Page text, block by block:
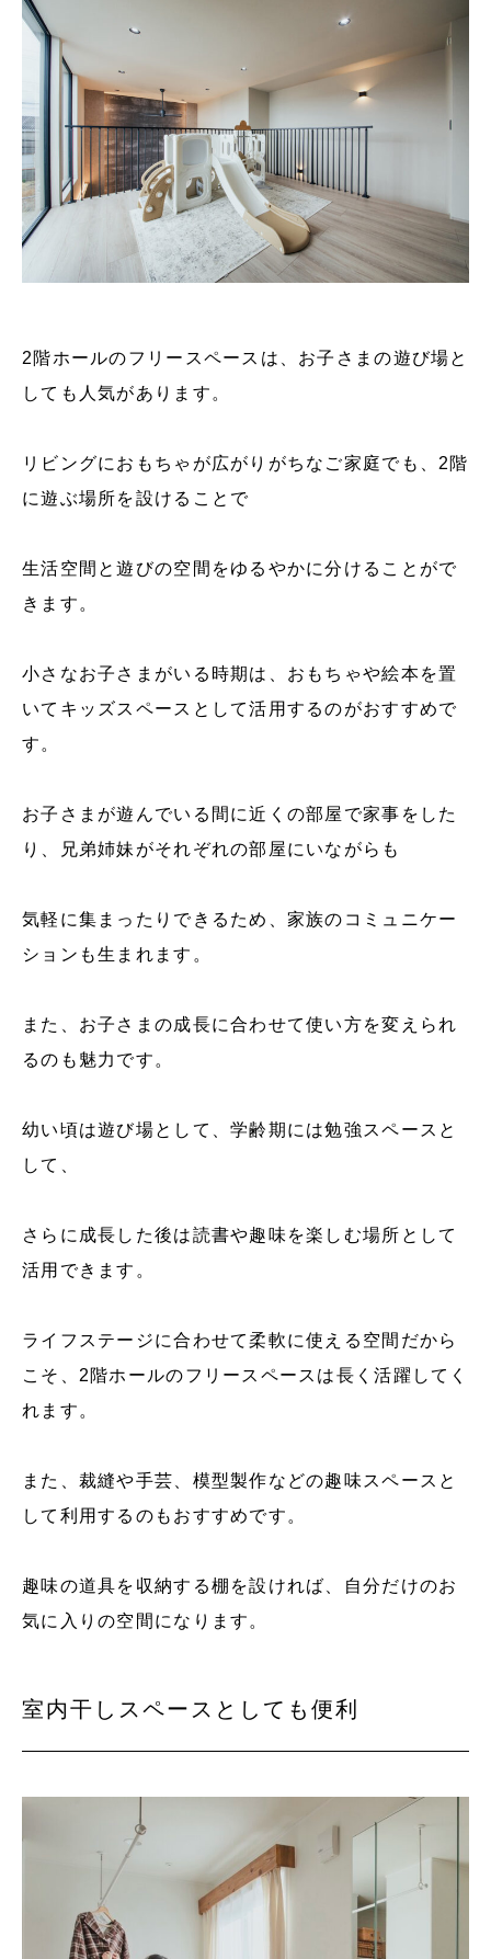
2階ホールのフリースペースは、お子さまの遊び場と
しても人気があります。
リビングにおもちゃが広がりがちなご家庭でも、2階
に遊ぶ場所を設けることで
生活空間と遊びの空間をゆるやかに分けることがで
きます。
小さなお子さまがいる時期は、おもちゃや絵本を置
いてキッズスペースとして活用するのがおすすめで
す。
お子さまが遊んでいる間に近くの部屋で家事をした
り、兄弟姉妹がそれぞれの部屋にいながらも
気軽に集まったりできるため、家族のコミュニケー
ションも生まれます。
また、お子さまの成長に合わせて使い方を変えられ
るのも魅力です。
幼い頃は遊び場として、学齢期には勉強スペースと
して、
さらに成長した後は読書や趣味を楽しむ場所として
活用できます。
ライフステージに合わせて柔軟に使える空間だから
こそ、2階ホールのフリースペースは長く活躍してく
れます。
また、裁縫や手芸、模型製作などの趣味スペースと
して利用するのもおすすめです。
趣味の道具を収納する棚を設ければ、自分だけのお
気に入りの空間になります。
室内干しスペースとしても便利